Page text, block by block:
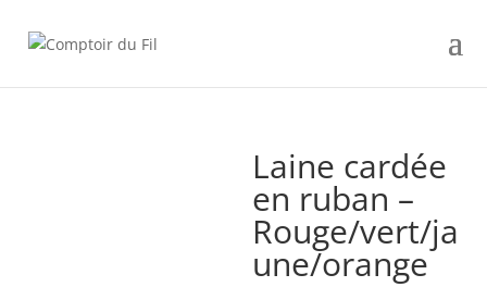
Laine cardée
en ruban –
Rouge/vert/ja
une/orange